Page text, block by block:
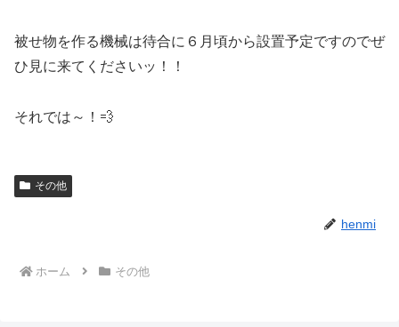
被せ物を作る機械は待合に６月頃から設置予定ですのでぜ
ひ見に来てくださいッ！！
それでは～！💨
その他
henmi
ホーム その他